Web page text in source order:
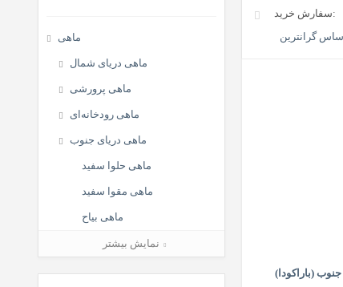
ماهی
ماهی دریای شمال
ماهی پرورشی
ماهی رودخانه‌ای
ماهی دریای جنوب
ماهی حلوا سفید
ماهی مقوا سفید
ماهی بیاح
ماهی صافی
نمایش بیشتر
گرانترین
(باراکودا)